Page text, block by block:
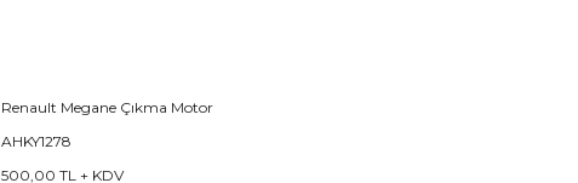
Renault Megane Çıkma Motor
AHKY1278
500,00 TL + KDV